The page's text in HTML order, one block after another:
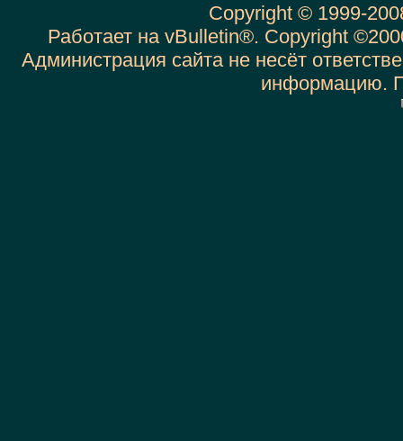
Copyright © 1999-
Работает на vBulletin®. Copyright
Администрация сайта не несёт
информацию.